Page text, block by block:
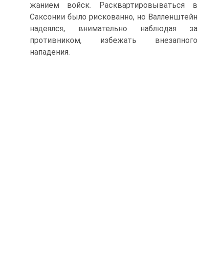
жанием войск. Расквартировываться в
Саксонии бы­ло рискованно, но Валленштейн
надеялся, вниматель­но наблюдая за
противником, избежать внезапного
нападения.